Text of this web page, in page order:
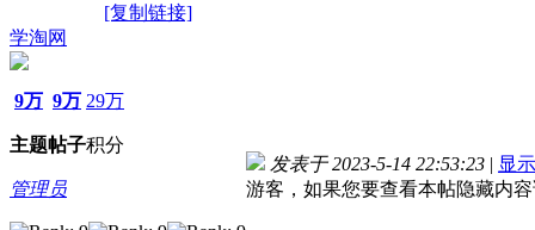
[复制链接]
学淘网
9万
主题
9万
帖子
29万
积分
管理员
发表于 2023-5-14 22:53:23 | 显
游客，如果您要查看本帖隐藏内